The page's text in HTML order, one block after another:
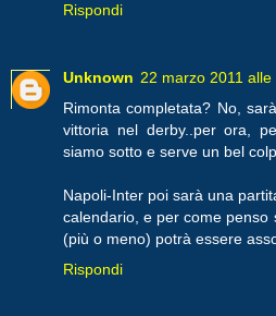
Rispondi
Unknown 22 marzo 2011
Rimonta completata? No,
vittoria nel derby..per ora,
siamo sotto e serve un bel
Napoli-Inter poi sarà una
calendario, e per come
(più o meno) potrà essere
Rispondi